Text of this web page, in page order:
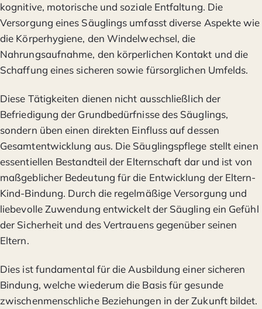
kognitive, motorische und soziale Entfaltung. Die
Versorgung eines Säuglings umfasst diverse Aspekte wie
die Körperhygiene, den Windelwechsel, die
Nahrungsaufnahme, den körperlichen Kontakt und die
Schaffung eines sicheren sowie fürsorglichen Umfelds.
Diese Tätigkeiten dienen nicht ausschließlich der
Befriedigung der Grundbedürfnisse des Säuglings,
sondern üben einen direkten Einfluss auf dessen
Gesamtentwicklung aus. Die Säuglingspflege stellt einen
essentiellen Bestandteil der Elternschaft dar und ist von
maßgeblicher Bedeutung für die Entwicklung der Eltern-
Kind-Bindung. Durch die regelmäßige Versorgung und
liebevolle Zuwendung entwickelt der Säugling ein Gefühl
der Sicherheit und des Vertrauens gegenüber seinen
Eltern.
Dies ist fundamental für die Ausbildung einer sicheren
Bindung, welche wiederum die Basis für gesunde
zwischenmenschliche Beziehungen in der Zukunft bildet.